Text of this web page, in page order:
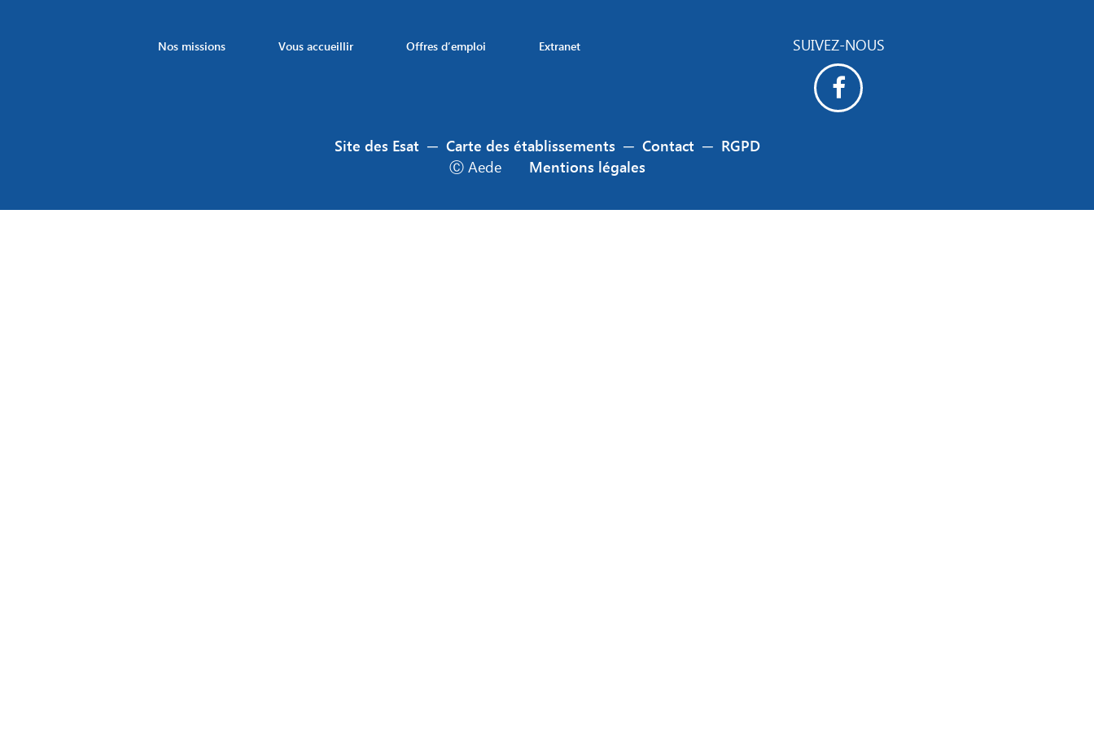
Nos missions Vous accueillir Offres d’emploi Extranet SUIVEZ-NOUS
Site des Esat ─ Carte des établissements ─ Contact ─ RGPD
Ⓒ Aede
Mentions légales